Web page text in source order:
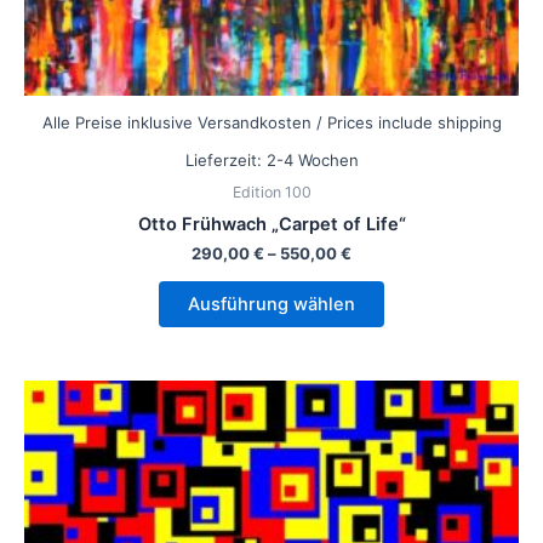
Alle Preise inklusive Versandkosten / Prices include shipping
Lieferzeit: 2-4 Wochen
Edition 100
Otto Frühwach „Carpet of Life“
290,00€ – 550,00€
Ausführung wählen
Dieses
Produkt
weist
mehrere
Varianten